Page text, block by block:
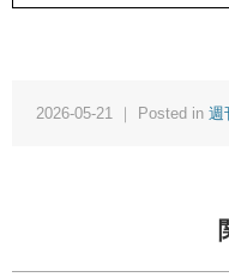
2026-05-21 ｜ Posted in 週